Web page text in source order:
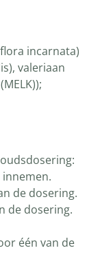
incarnata)
valeriaan
de dosering.
de dosering.
één van de